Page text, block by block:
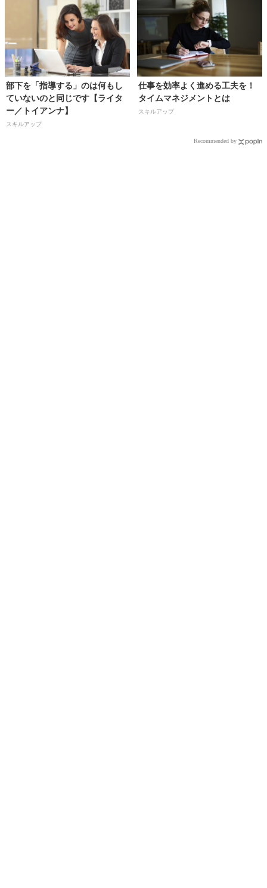
部下を「指導する」のは何もし
ていないのと同じです【ライタ
ー／トイアンナ】
スキルアップ
仕事を効率よく進める工夫を！
タイムマネジメントとは
スキルアップ
Recommended by